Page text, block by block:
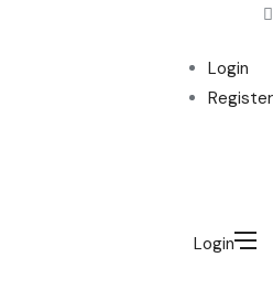
Login
Register
Login